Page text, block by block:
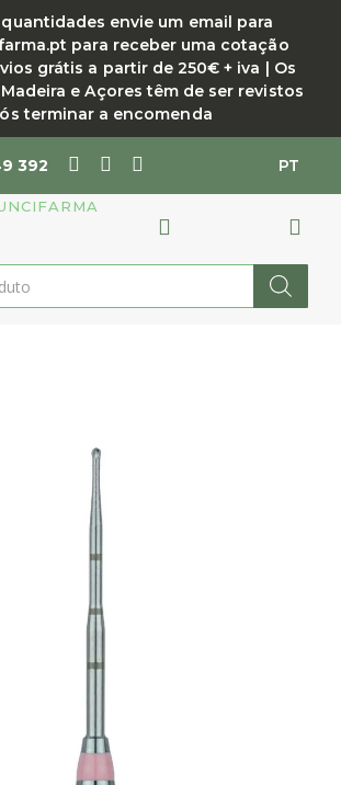
quantidades envie um email para
para receber uma cotação
grátis a partir de 250€ + iva | Os
e Açores têm de ser revistos
terminar a encomenda
392 PT